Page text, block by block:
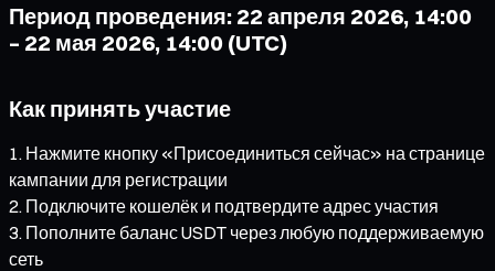
Период проведения: 22 апреля 2026, 14:00
– 22 мая 2026, 14:00 (UTC)
Как принять участие
Нажмите кнопку «Присоединиться сейчас» на странице
кампании для регистрации
Подключите кошелёк и подтвердите адрес участия
Пополните баланс USDT через любую поддерживаемую
сеть